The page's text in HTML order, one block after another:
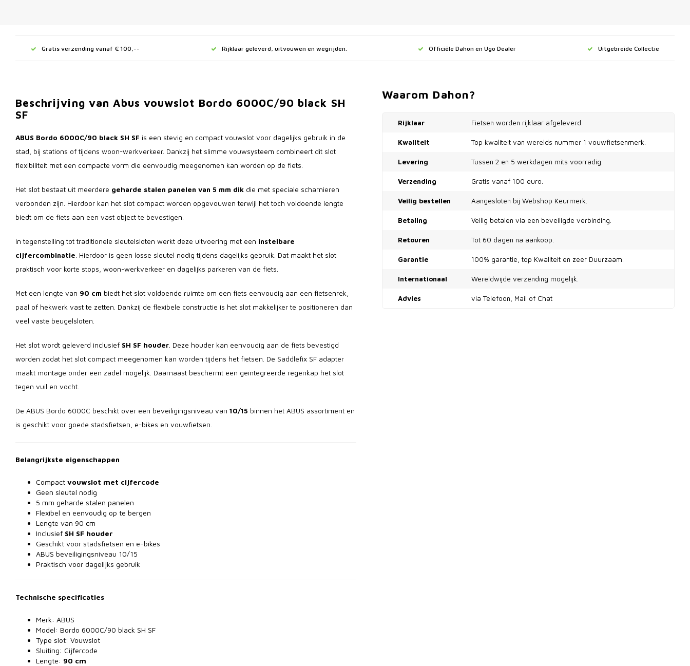
Gratis verzending vanaf € 100,-- Rijklaar geleverd, uitvouwen en wegrijden. Officiële Dahon en Ugo Dealer Uitgebreide Collectie
Beschrijving van Abus vouwslot Bordo 6000C/90 black SH
SF
ABUS Bordo 6000C/90 black SH SF is een stevig en compact vouwslot voor dagelijks gebruik in de
stad, bij stations of tijdens woon-werkverkeer. Dankzij het slimme vouwsysteem combineert dit slot
flexibiliteit met een compacte vorm die eenvoudig meegenomen kan worden op de fiets.
Het slot bestaat uit meerdere geharde stalen panelen van 5 mm dik die met speciale scharnieren
verbonden zijn. Hierdoor kan het slot compact worden opgevouwen terwijl het toch voldoende lengte
biedt om de fiets aan een vast object te bevestigen.
In tegenstelling tot traditionele sleutelsloten werkt deze uitvoering met een instelbare
cijfercombinatie . Hierdoor is geen losse sleutel nodig tijdens dagelijks gebruik. Dat maakt het slot
praktisch voor korte stops, woon-werkverkeer en dagelijks parkeren van de fiets.
Met een lengte van 90 cm biedt het slot voldoende ruimte om een fiets eenvoudig aan een fietsenrek,
paal of hekwerk vast te zetten. Dankzij de flexibele constructie is het slot makkelijker te positioneren dan
veel vaste beugelsloten.
Het slot wordt geleverd inclusief SH SF houder . Deze houder kan eenvoudig aan de fiets bevestigd
worden zodat het slot compact meegenomen kan worden tijdens het fietsen. De Saddlefix SF adapter
maakt montage onder een zadel mogelijk. Daarnaast beschermt een geïntegreerde regenkap het slot
tegen vuil en vocht.
De ABUS Bordo 6000C beschikt over een beveiligingsniveau van 10/15 binnen het ABUS assortiment en
is geschikt voor goede stadsfietsen, e-bikes en vouwfietsen.
Belangrijkste eigenschappen
Compact vouwslot met cijfercode
Geen sleutel nodig
5 mm geharde stalen panelen
Flexibel en eenvoudig op te bergen
Lengte van 90 cm
Inclusief SH SF houder
Geschikt voor stadsfietsen en e-bikes
ABUS beveiligingsniveau 10/15
Praktisch voor dagelijks gebruik
Technische specificaties
Merk: ABUS
Model: Bordo 6000C/90 black SH SF
Type slot: Vouwslot
Sluiting: Cijfercode
Lengte: 90 cm
Waarom Dahon?
Rijklaar Fietsen worden rijklaar afgeleverd.
Kwaliteit Top kwaliteit van werelds nummer 1 vouwfietsenmerk.
Levering Tussen 2 en 5 werkdagen mits voorradig.
Verzending Gratis vanaf 100 euro.
Veilig bestellen Aangesloten bij Webshop Keurmerk.
Betaling Veilig betalen via een beveiligde verbinding.
Retouren Tot 60 dagen na aankoop.
Garantie 100% garantie, top Kwaliteit en zeer Duurzaam.
Internationaal Wereldwijde verzending mogelijk.
Advies via Telefoon, Mail of Chat